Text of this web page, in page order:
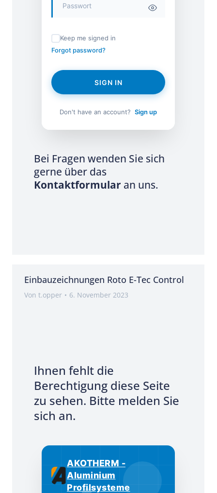
Keep me signed in
Forgot password?
SIGN IN
Don't have an account? Sign up
Bei Fragen wenden Sie sich
gerne über das
Kontaktformular an uns.
Einbauzeichnungen Roto E-Tec Control
Von t.opper 6. November 2023
Ihnen fehlt die
Berechtigung diese Seite
zu sehen. Bitte melden Sie
sich an.
AKOTHERM -
Aluminium
Profilsysteme